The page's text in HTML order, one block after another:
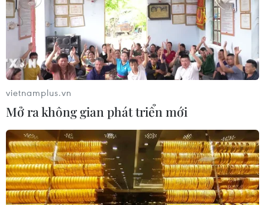
vietnamplus.vn
Mở ra không gian phát triển mới